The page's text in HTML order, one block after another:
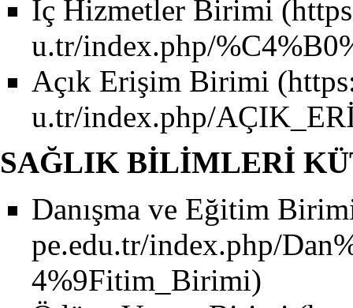
İç Hizmetler Birimi
Açık Erişim Birimi
SAĞLIK BİLİMLERİ
Danışma ve Eğitim